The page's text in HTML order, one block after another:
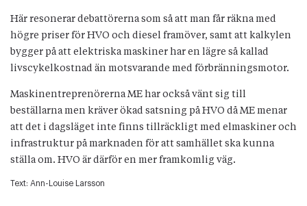
Här resonerar debattörerna som så att man får räkna med
högre priser för HVO och diesel framöver, samt att kalkylen
bygger på att elektriska maskiner har en lägre så kallad
livscykelkostnad än motsvarande med förbränningsmotor.
Maskinentreprenörerna ME har också vänt sig till
beställarna men kräver ökad satsning på HVO då ME menar
att det i dagsläget inte finns tillräckligt med elmaskiner och
infrastruktur på marknaden för att samhället ska kunna
ställa om. HVO är därför en mer framkomlig väg.
Text: Ann-Louise Larsson